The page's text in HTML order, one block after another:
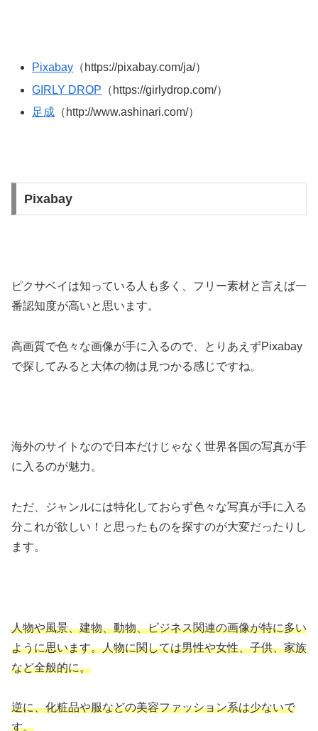
Pixabay （https://pixabay.com/ja/）
GIRLY DROP （https://girlydrop.com/）
足成 （http://www.ashinari.com/）
Pixabay
ピクサベイは知っている人も多く、フリー素材と言えば一
番認知度が高いと思います。
高画質で色々な画像が手に入るので、とりあえずPixabay
で探してみると大体の物は見つかる感じですね。
海外のサイトなので日本だけじゃなく世界各国の写真が手
に入るのが魅力。
ただ、ジャンルには特化しておらず色々な写真が手に入る
分これが欲しい！と思ったものを探すのが大変だったりし
ます。
人物や風景、建物、動物、ビジネス関連の画像が特に多い
ように思います。人物に関しては男性や女性、子供、家族
など全般的に。
逆に、化粧品や服などの美容ファッション系は少ないで
す。